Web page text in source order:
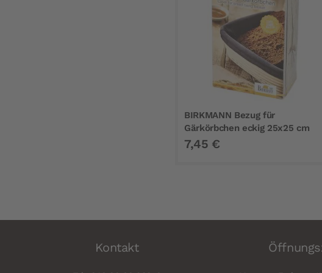
BIRKMANN Bezug für
Gärkörbchen eckig 25x25 cm
7,45 €
Kontakt